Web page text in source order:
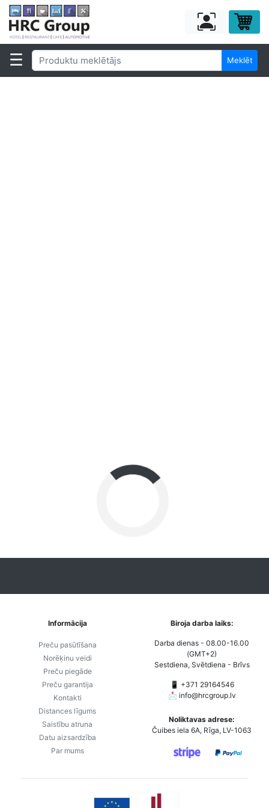
Meklēt
Informācija
Preču pasūtīšana
Norēķinu veidi
Preču piegāde
Preču garantija
Kontakti
Distances līgums
Saistību atruna
Datu aizsardzība
Par mums
Biroja darba laiks:
Darba dienas - 08.00-16.00
(GMT+2)
Sestdiena, Svētdiena - Brīvs
📱 +371 29164546
📩 info@hrcgroup.lv
Noliktavas adrese:
Čuibes iela 6A, Rīga, LV-1063